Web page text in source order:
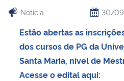
Notícia 30/
Estão abertas as
dos cursos de PG da
Santa Maria, nível de
Acesse o edital aqui: